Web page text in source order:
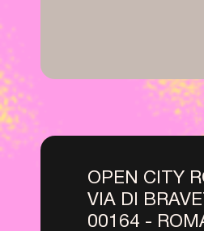
OPEN CITY
VIA DI
00164 -